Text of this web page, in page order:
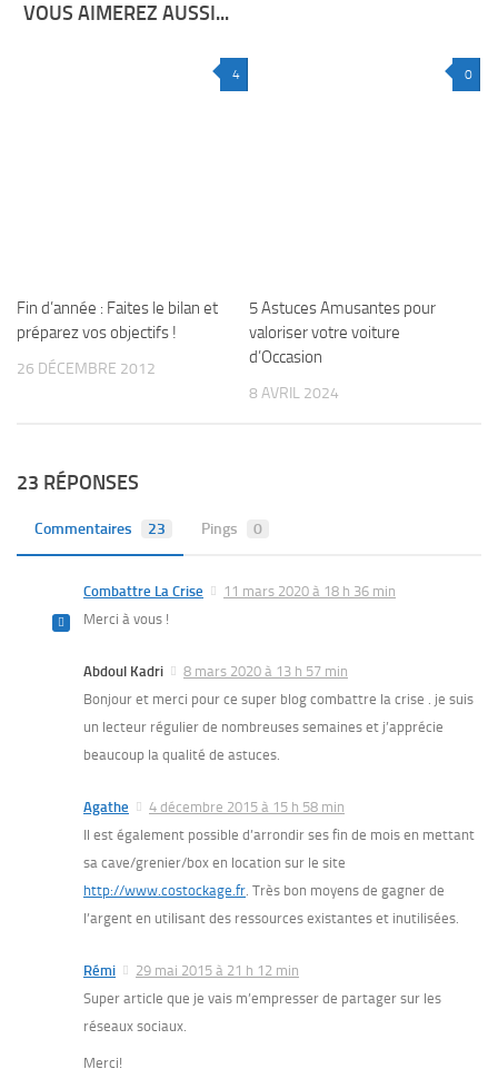
VOUS AIMEREZ AUSSI...
4
Fin d’année : Faites le bilan et
préparez vos objectifs !
26 DÉCEMBRE 2012
0
5 Astuces Amusantes pour
valoriser votre voiture
d’Occasion
8 AVRIL 2024
23 RÉPONSES
Commentaires 23 Pings 0
Combattre La Crise
11 mars 2020 à 18 h 36 min
Merci à vous !
Abdoul Kadri
8 mars 2020 à 13 h 57 min
Bonjour et merci pour ce super blog combattre la crise . je suis
un lecteur régulier de nombreuses semaines et j’apprécie
beaucoup la qualité de astuces.
Agathe
4 décembre 2015 à 15 h 58 min
Il est également possible d’arrondir ses fin de mois en mettant
sa cave/grenier/box en location sur le site
http://www.costockage.fr. Très bon moyens de gagner de
l’argent en utilisant des ressources existantes et inutilisées.
Rémi
29 mai 2015 à 21 h 12 min
Super article que je vais m’empresser de partager sur les
réseaux sociaux.
Merci!